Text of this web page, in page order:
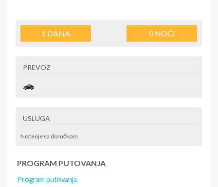
1 DANA 0NOĆI
PREVOZ
USLUGA
Noćenje sa doručkom
PROGRAM PUTOVANJA
Program putovanja